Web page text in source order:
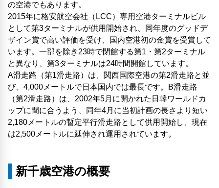
の空港でもあります。
2015年に格安航空会社（LCC）専用空港ターミナルビル
として第3ターミナルが供用開始され、同年度のグッドデ
ザイン賞で高い評価を受け、国内空港初の金賞を受賞して
います。一部を除き23時で閉館する第1・第2ターミナル
と異なり、第3ターミナルは24時間開館しています。
A滑走路（第1滑走路）は、関西国際空港の第2滑走路と並
び、4,000メートルで日本国内では最長です。B滑走路
（第2滑走路）は、2002年5月に開かれた日韓ワールドカ
ップに間に合うよう、同年4月に当初計画の長さより短い
2,180メートルの暫定平行滑走路として供用開始し、現在
は2,500メートルに延伸され運用されています。
新千歳空港の概要